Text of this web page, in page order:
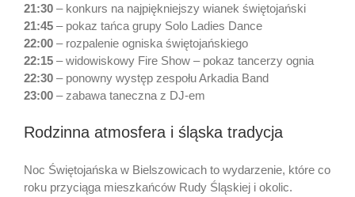
21:30– konkurs na najpiękniejszy wianek świętojański
21:45– pokaz tańca grupy Solo Ladies Dance
22:00– rozpalenie ogniska świętojańskiego
22:15– widowiskowy Fire Show – pokaz tancerzy ognia
22:30– ponowny występ zespołu Arkadia Band
23:00– zabawa taneczna z DJ-em
Rodzinna atmosfera i śląska tradycja
Noc Świętojańska w Bielszowicach to wydarzenie, które co
roku przyciąga mieszkańców Rudy Śląskiej i okolic.